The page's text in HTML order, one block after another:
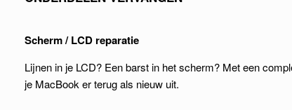
Scherm / LCD reparatie
Lijnen in je LCD? Een barst in het scherm? Met een
je MacBook er terug als nieuw uit.